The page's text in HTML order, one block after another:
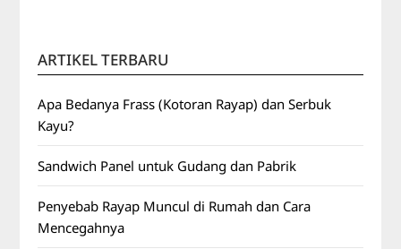
ARTIKEL TERBARU
Apa Bedanya Frass (Kotoran Rayap) dan Serbuk
Kayu?
Sandwich Panel untuk Gudang dan Pabrik
Penyebab Rayap Muncul di Rumah dan Cara
Mencegahnya